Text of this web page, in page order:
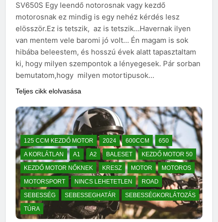
SV650S Egy leendő notorosnak vagy kezdő
motorosnak ez mindig is egy nehéz kérdés lesz
elösször.Ez is tetszik, az is tetszik…Havernak ilyen
van mentem vele baromi jó volt… Én magam is sok
hibába beleestem, és hosszú évek alatt tapasztaltam
ki, hogy milyen szempontok a lényegesek. Pár sorban
bemutatom,hogy milyen motortipusok…
Teljes cikk elolvasása
125 CCM KEZDŐ MOTOR 2024 600CCM
650
A KORLÁTLAN
A1 A2 BALESET
KEZDŐ MOTOR 50
KEZDŐ MOTOR NŐKNEK
KRESZ MOTOR
MOTOROS
MOTORSPORT
NINCS LEHETETLEN
ROAD
SEBESSÉG
SEBESSEGHATÁR
SEBESSÉGKORLÁTOZÁS
TÚRA